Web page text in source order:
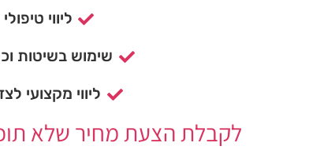
ליווי
שימוש בשיטות
ליווי מקצועי
לקבלת הצעת מחיר שלא